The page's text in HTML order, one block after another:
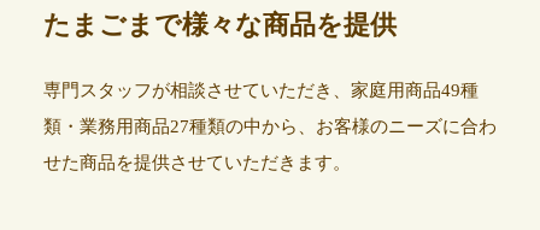
たまごまで様々な商品を提供
専門スタッフが相談させていただき、家庭用商品49種
類・業務用商品27種類の中から、お客様のニーズに合わ
せた商品を提供させていただきます。